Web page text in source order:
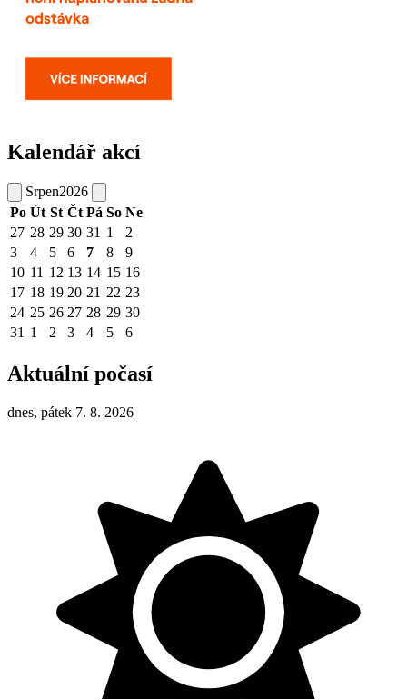
Kalendář akcí
Srpen2026
Po Út St Čt Pá So Ne
27 28 29 30 31 1
2
3
4 5 6 7 8
9
10 11 12 13 14 15 16
17 18 19 20 21 22 23
24 25 26 27 28 29 30
31 1 2 3 4 5 6
Aktuální počasí
dnes, pátek 7. 8. 2026